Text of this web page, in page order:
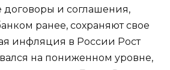
договоры и соглашения,
ранее, сохраняют свое
инфляция в России Рост
на пониженном уровне,